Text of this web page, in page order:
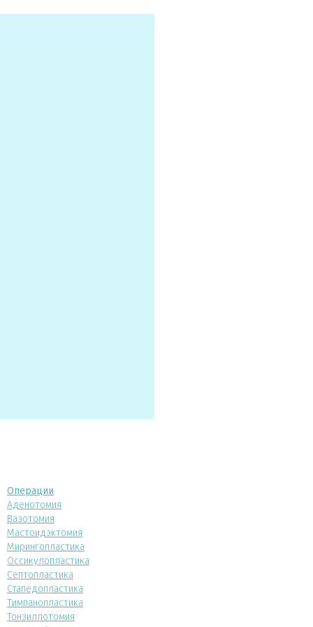
Операции
Аденотомия
Вазотомия
Мастоидэктомия
Мирингопластика
Оссикулопластика
Септопластика
Стапедопластика
Тимпанопластика
Тонзиллотомия